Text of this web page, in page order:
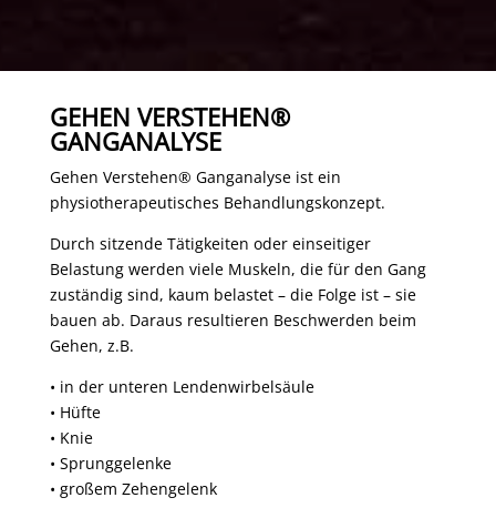
GEHEN VERSTEHEN®
GANGANALYSE
Gehen Verstehen® Ganganalyse ist ein
physiotherapeutisches Behandlungskonzept.
Durch sitzende Tätigkeiten oder einseitiger
Belastung werden viele Muskeln, die für den Gang
zuständig sind, kaum belastet – die Folge ist – sie
bauen ab. Daraus resultieren Beschwerden beim
Gehen, z.B.
• in der unteren Lendenwirbelsäule
• Hüfte
• Knie
• Sprunggelenke
• großem Zehengelenk